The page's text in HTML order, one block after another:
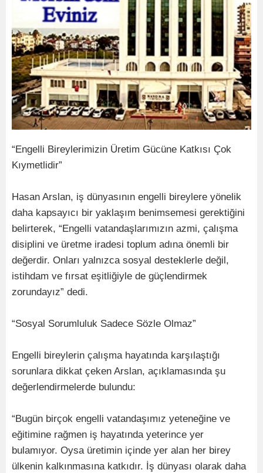
“Engelli Bireylerimizin Üretim Gücüne Katkısı Çok
Kıymetlidir”
Hasan Arslan, iş dünyasının engelli bireylere yönelik
daha kapsayıcı bir yaklaşım benimsemesi gerektiğini
belirterek, “Engelli vatandaşlarımızın azmi, çalışma
disiplini ve üretme iradesi toplum adına önemli bir
değerdir. Onları yalnızca sosyal desteklerle değil,
istihdam ve fırsat eşitliğiyle de güçlendirmek
zorundayız” dedi.
“Sosyal Sorumluluk Sadece Sözle Olmaz”
Engelli bireylerin çalışma hayatında karşılaştığı
sorunlara dikkat çeken Arslan, açıklamasında şu
değerlendirmelerde bulundu:
“Bugün birçok engelli vatandaşımız yeteneğine ve
eğitimine rağmen iş hayatında yeterince yer
bulamıyor. Oysa üretimin içinde yer alan her birey
ülkenin kalkınmasına katkıdır. İş dünyası olarak daha